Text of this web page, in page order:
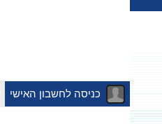
כניסה לחשבון האישי